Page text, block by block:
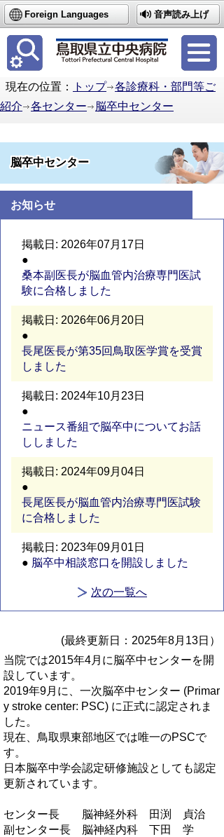
Foreign Languages 音声読み上げ
簡体中文
繁体中文
한국어
現在の位置：
トップ
各診療科・部門等ご
紹介
各センター 脳卒中センター
脳卒中センター
お知らせ
2026年07月17日
桑本副医長が脳血管内治療専門医試
験に合格しました
2026年06月20日
長尾医長が第35回鳥取医学賞を受賞
しました
2024年10月23日
ニュース番組で脳卒中についてお話
ししました
2024年09月04日
長尾医長が脳血管内治療専門医試験
に合格しました
2023年09月01日
脳卒中相談窓口を開設しました
次の一覧へ
(最終更新日：2025年8月13日）
当院では2015年4月に脳卒中センターを開
設しています。
2019年9月に、一次脳卒中センター (Primar
y stroke center: PSC) に正式に認定されま
した。
現在、鳥取県東部地区では唯一のPSCで
す。
日本脳卒中学会認定研修施設としても認定
更新されています。
センター長 脳神経外科 田渕 貞治
副センター長 脳神経内科 下田 学